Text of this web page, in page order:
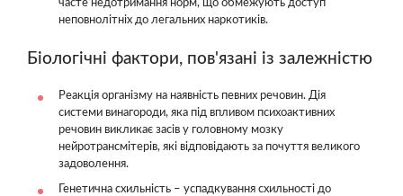
часте недотримання норм, що обмежують доступ
неповнолітніх до легальних наркотиків.
Біологічні фактори, пов'язані із залежністю
Реакція організму на наявність певних речовин. Дія
системи винагороди, яка під впливом психоактивних
речовин викликає засів у головному мозку
нейротрансмітерів, які відповідають за почуття великого
задоволення.
Генетична схильність – успадкування схильності до